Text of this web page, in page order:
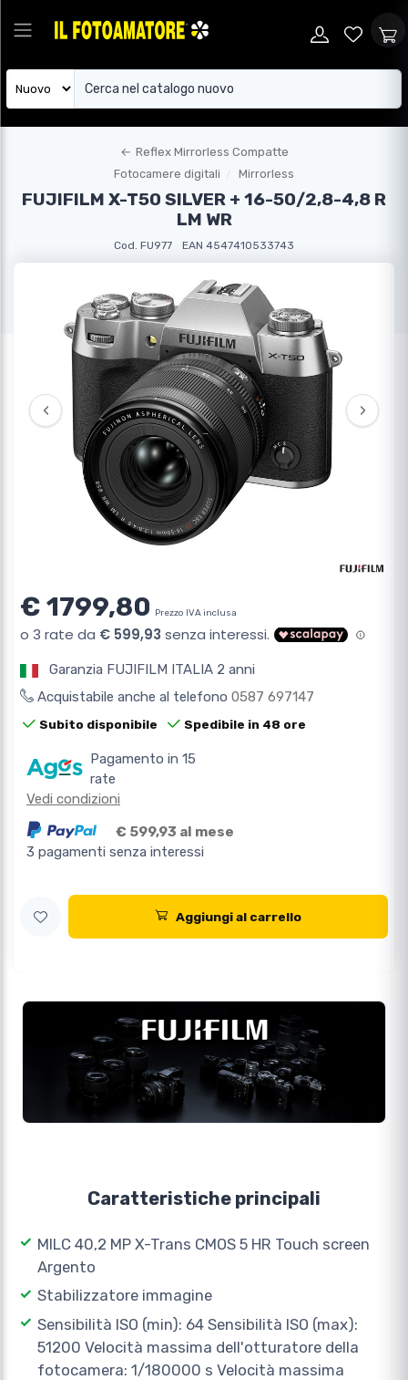
← Reflex Mirrorless Compatte
Fotocamere digitali
Mirrorless
FUJIFILM X-T50 SILVER + 16-50/2,8-4,8 R
LM WR
Cod. FU977 EAN 4547410533743
‹ ›
€ 1799,80 Prezzo IVA inclusa
Garanzia FUJIFILM ITALIA 2 anni
Acquistabile anche al telefono 0587 697147
Subito disponibile Spedibile in 48 ore
Pagamento in 15
rate
Vedi condizioni
€ 599,93 al mese
3 pagamenti senza interessi
Aggiungi al carrello
Caratteristiche principali
MILC 40,2 MP X-Trans CMOS 5 HR Touch screen
Argento
Stabilizzatore immagine
Sensibilità ISO (min): 64 Sensibilità ISO (max):
51200 Velocità massima dell'otturatore della
fotocamera: 1/180000 s Velocità massima